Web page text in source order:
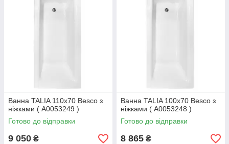
Ванна TALIA 110x70 Besco з
ніжками ( А0053249 )
Готово до відправки
9 050 ₴
Ванна TALIA 100x70 Besco з
ніжками ( А0053248 )
Готово до відправки
8 865 ₴